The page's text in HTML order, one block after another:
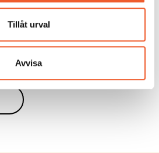
Tillåt urval
Avvisa